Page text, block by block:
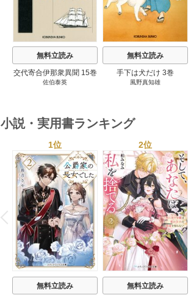
無料立読み
交代寄合伊那衆異聞 15巻
佐伯泰英
無料立読み
手下は犬だけ 3巻
風野真知雄
小説・実用書ランキング
P
r
e
v
i
o
u
s
1位
無料立読み
2位
無料立読み